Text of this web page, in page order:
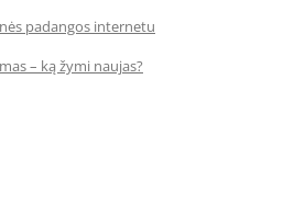
padangos internetu
– ką žymi naujas?